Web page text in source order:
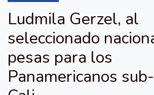
Ludmila Gerzel, al
seleccionado
pesas para los
Panamericanos